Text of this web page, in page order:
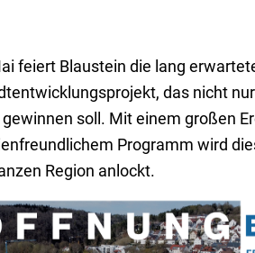
feiert Blaustein die lang
das nicht
soll. Mit einem großen
Programm wird
Region anlockt.